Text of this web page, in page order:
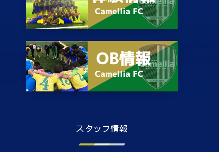
スタッフ情報